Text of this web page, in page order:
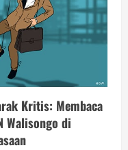
Kritis: Membaca
Walisongo di